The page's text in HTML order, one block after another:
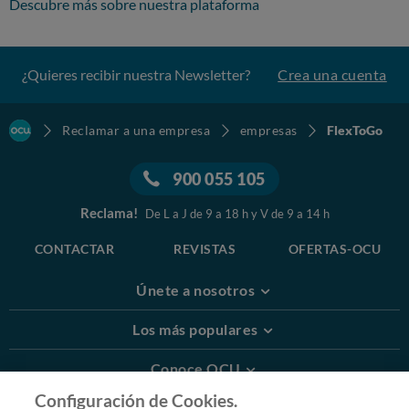
Descubre más sobre nuestra plataforma
¿Quieres recibir nuestra Newsletter? Crea una cuenta
Reclamar a una empresa empresas FlexToGo
900 055 105
Reclama! De L a J de 9 a 18 h y V de 9 a 14 h
CONTACTAR REVISTAS OFERTAS-OCU
Únete a nosotros
Los más populares
Conoce OCU
Configuración de Cookies.